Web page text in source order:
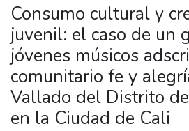
Consumo cultural y
juvenil: el caso de un
jóvenes músicos
comunitario fe y
Vallado del Distrito
en la Ciudad de Cali